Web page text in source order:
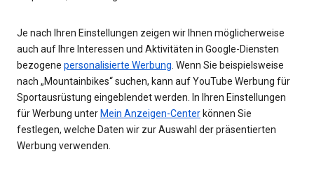
Je nach Ihren Einstellungen zeigen wir Ihnen möglicherweise
auch auf Ihre Interessen und Aktivitäten in Google-Diensten
bezogene personalisierte Werbung . Wenn Sie beispielsweise
nach „Mountainbikes“ suchen, kann auf YouTube Werbung für
Sportausrüstung eingeblendet werden. In Ihren Einstellungen
für Werbung unterMein Anzeigen-Centerkönnen Sie
festlegen, welche Daten wir zur Auswahl der präsentierten
Werbung verwenden.